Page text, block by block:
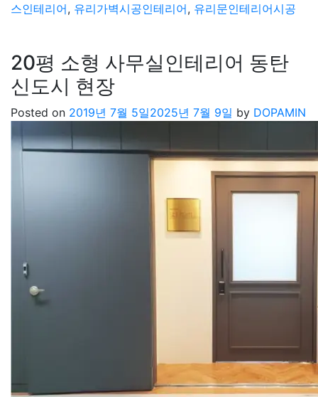
스인테리어, 유리가벽시공인테리어, 유리문인테리어시공
20평 소형 사무실인테리어 동탄
신도시 현장
Posted on 2019년 7월 5일2025년 7월 9일 by DOPAMIN